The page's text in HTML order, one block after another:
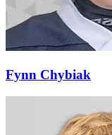
Fynn Chybiak